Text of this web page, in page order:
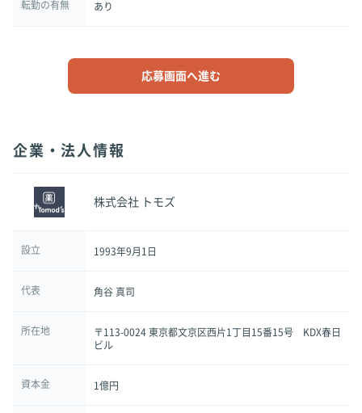
転勤の有無 あり
応募画面へ進む
企業・法人情報
株式会社 トモズ
設立 1993年9月1日
代表 角谷 真司
所在地
〒113-0024 東京都文京区西片1丁目15番15号 KDX春日
ビル
資本金 1億円